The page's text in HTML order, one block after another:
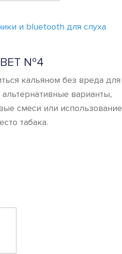
и bluetooth для слуха
№4
кальяном без вреда для
варианты,
смеси или использование
табака.